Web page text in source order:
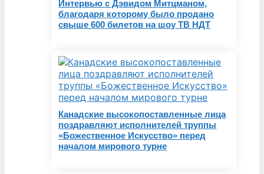
Интервью с Дэвидом Митцманом,
благодаря которому было продано
свыше 600 билетов на шоу ТВ НДТ
Канадские высокопоставленные лица
поздравляют исполнителей труппы
«Божественное Искусство» перед
началом мирового турне